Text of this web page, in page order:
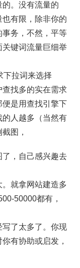
。没有流量的
有限，除非你的
务，不然，平等
键词流量巨细举
下拉词来选择
找多的实在需求
是用查找引擎下
人越多（当然有
图，
，自己感兴趣去
就拿网站建造多
50000都有，
了太多了。你现
有协助或启发，